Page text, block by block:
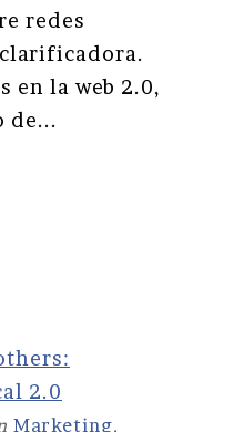
redes
en la web 2.0,
de...
2.0
Marketing,